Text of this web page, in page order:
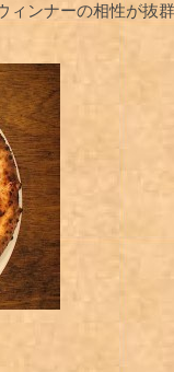
ィンナーの相性が抜群